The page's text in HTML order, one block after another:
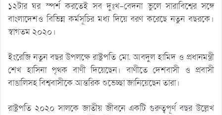
১২টার ঘর স্পর্শ করতেই সব দুঃখ-বেদনা ভুলে সারাবিশ্বের সঙ্গে
বাংলাদেশও বিভিন্ন কর্মসূচির মধ্য দিয়ে বরণ করেছে নতুন বছরকে।
স্বাগতম ২০২০।
ইংরেজি নতুন বছর উপলক্ষে রাষ্ট্রপতি মো. আবদুল হামিদ ও প্রধানমন্ত্রী
শেখ হাসিনা পৃথক বাণী দিয়েছেন। বাণীতে দেশবাসী ও প্রবাসী
বাঙালিসহ বিশ্ববাসীকে আন্তরিক শুভেচ্ছা জানিয়েছেন তারা।
রাষ্ট্রপতি ২০২০ সালকে জাতীয় জীবনে একটি গুরুত্বপূর্ণ বছর উল্লেখ